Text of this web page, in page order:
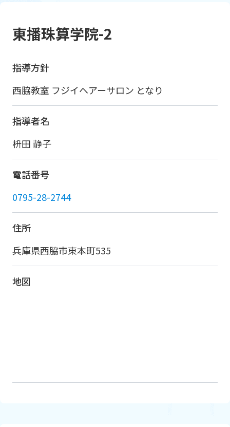
東播珠算学院-2
指導方針
西脇教室 フジイヘアーサロン となり
指導者名
枡田 静子
電話番号
0795-28-2744
住所
兵庫県西脇市東本町535
地図